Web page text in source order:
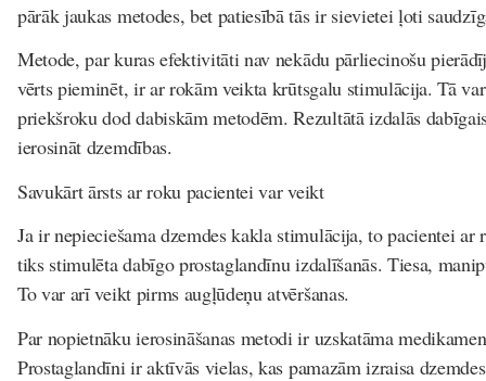
pārāk jaukas metodes, bet patiesībā tās ir sievietei ļoti
Metode, par kuras efektivitāti nav nekādu pārliecinošu
vērts pieminēt, ir ar rokām veikta krūtsgalu stimulācija. Tā
priekšroku dod dabiskām metodēm. Rezultātā izdalās
ierosināt dzemdības.
Savukārt ārsts ar roku pacientei var veikt
Ja ir nepieciešama dzemdes kakla stimulācija, to pacientei
tiks stimulēta dabīgo prostaglandīnu izdalīšanās. Tiesa,
To var arī veikt pirms augļūdeņu atvēršanas.
Par nopietnāku ierosināšanas metodi ir uzskatāma
Prostaglandīni ir aktīvās vielas, kas pamazām izraisa